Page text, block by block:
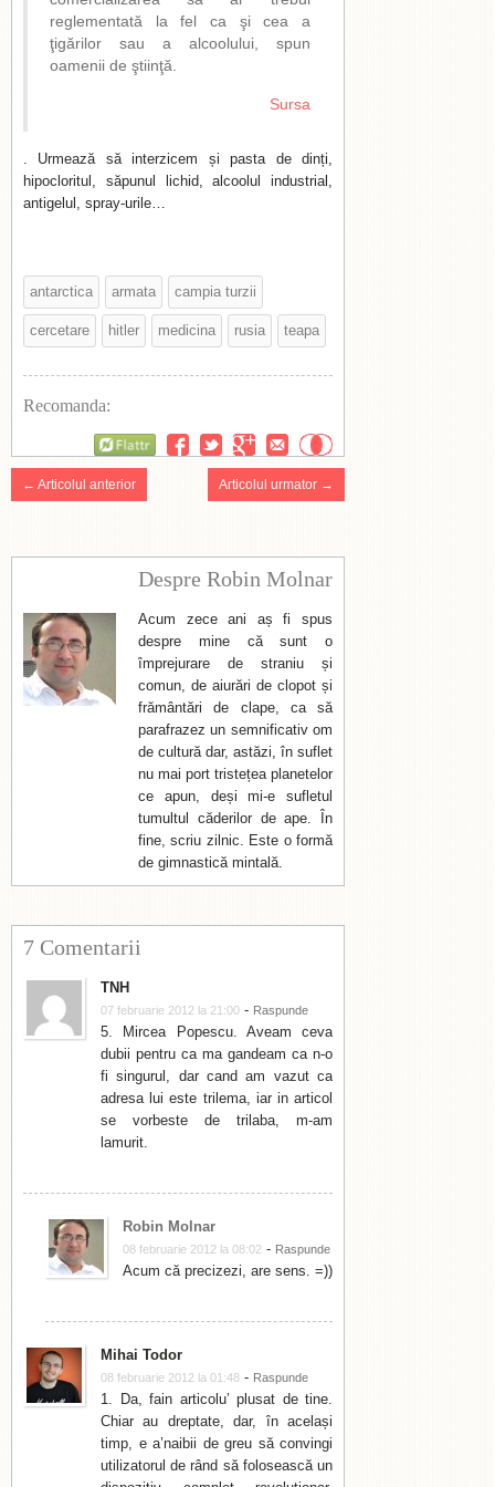
reglementată la fel ca şi cea a
ţigărilor sau a alcoolului, spun
oamenii de ştiinţă.
Sursa
. Urmează să interzicem și pasta de dinți,
hipocloritul, săpunul lichid, alcoolul industrial,
antigelul, spray-urile…
antarctica armata campia turzii
cercetare hitler medicina rusia teapa
Recomanda:
← Articolul anterior Articolul urmator →
Despre Robin Molnar
Acum zece ani aș fi spus
despre mine că sunt o
împrejurare de straniu și
comun, de aiurări de clopot și
frământări de clape, ca să
parafrazez un semnificativ om
de cultură dar, astăzi, în suflet
nu mai port tristețea planetelor
ce apun, deși mi-e sufletul
tumultul căderilor de ape. În
fine, scriu zilnic. Este o formă
de gimnastică mintală.
7 Comentarii
TNH
07 februarie 2012 la 21:00 - Raspunde
5. Mircea Popescu. Aveam ceva
dubii pentru ca ma gandeam ca n-o
fi singurul, dar cand am vazut ca
adresa lui este trilema, iar in articol
se vorbeste de trilaba, m-am
lamurit.
Robin Molnar
08 februarie 2012 la 08:02 - Raspunde
Acum că precizezi, are sens. =))
Mihai Todor
08 februarie 2012 la 01:48 - Raspunde
1. Da, fain articolu’ plusat de tine.
Chiar au dreptate, dar, în același
timp, e a’naibii de greu să convingi
utilizatorul de rând să folosească un